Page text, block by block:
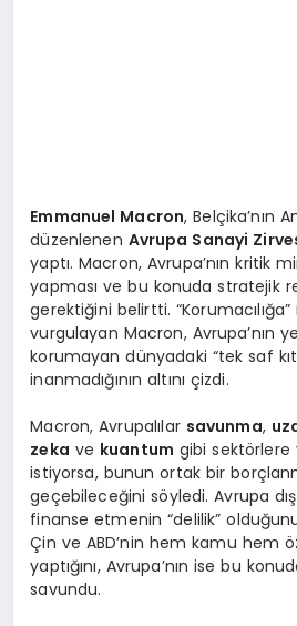
Emmanuel Macron, Belçika’nın
düzenlenen Avrupa Sanayi
yaptı. Macron, Avrupa’nın kritik
yapması ve bu konuda stratejik
gerektiğini belirtti. “Korumacılığa”
vurgulayan Macron, Avrupa’nın
korumayan dünyadaki “tek saf
inanmadığının altını çizdi.
Macron, Avrupalılar savunma,
zeka ve kuantum gibi sektörlere
istiyorsa, bunun ortak bir
geçebileceğini söyledi. Avrupa
finanse etmenin “delilik”
Çin ve ABD’nin hem kamu hem
yaptığını, Avrupa’nın ise bu
savundu.